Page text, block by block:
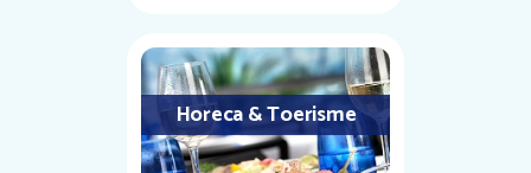
Horeca & Toerisme